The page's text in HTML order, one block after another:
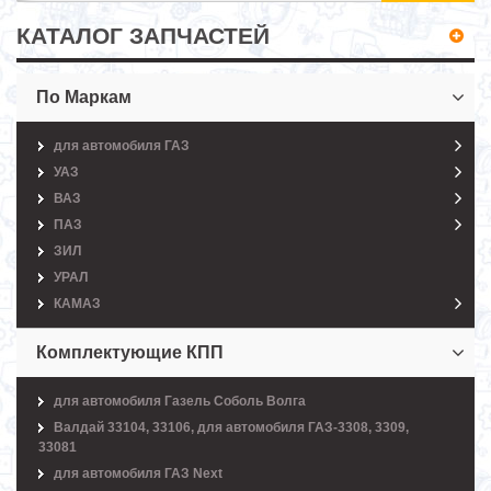
КАТАЛОГ ЗАПЧАСТЕЙ
По Маркам
для автомобиля ГАЗ
УАЗ
ВАЗ
ПАЗ
ЗИЛ
УРАЛ
КАМАЗ
Комплектующие КПП
для автомобиля Газель Соболь Волга
Валдай 33104, 33106, для автомобиля ГАЗ-3308, 3309,
33081
для автомобиля ГАЗ Next